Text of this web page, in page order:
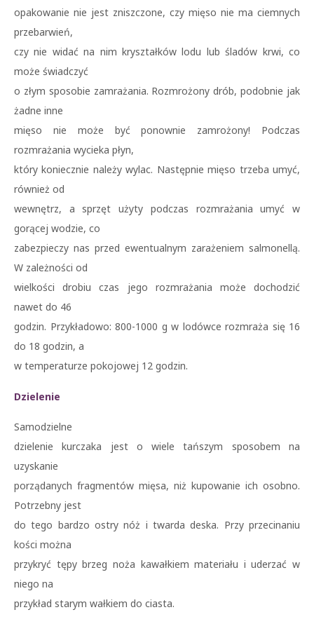
opakowanie nie jest zniszczone, czy mięso nie ma ciemnych
przebarwień,
czy nie widać na nim kryształków lodu lub śladów krwi, co
może świadczyć
o złym sposobie zamrażania. Rozmrożony drób, podobnie jak
żadne inne
mięso nie może być ponownie zamrożony! Podczas
rozmrażania wycieka płyn,
który koniecznie należy wylac. Następnie mięso trzeba umyć,
również od
wewnętrz, a sprzęt użyty podczas rozmrażania umyć w
gorącej wodzie, co
zabezpieczy nas przed ewentualnym zarażeniem salmonellą.
W zależności od
wielkości drobiu czas jego rozmrażania może dochodzić
nawet do 46
godzin. Przykładowo: 800-1000 g w lodówce rozmraża się 16
do 18 godzin, a
w temperaturze pokojowej 12 godzin.
Dzielenie
Samodzielne
dzielenie kurczaka jest o wiele tańszym sposobem na
uzyskanie
porządanych fragmentów mięsa, niż kupowanie ich osobno.
Potrzebny jest
do tego bardzo ostry nóż i twarda deska. Przy przecinaniu
kości można
przykryć tępy brzeg noża kawałkiem materiału i uderzać w
niego na
przykład starym wałkiem do ciasta.